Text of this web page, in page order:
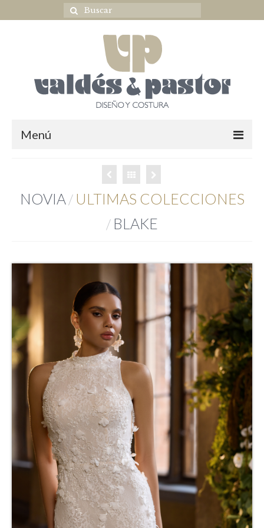
Menú
Complementos novia
COMUNIÓN
Niña
Complementos comunión
FESTERAS
NUESTRAS CLIENTAS
Donde estamos
Pide tu cita
Contacto
Nuestro taller
Nuestra Historia
NOVIA/ ULTIMAS COLECCIONES
/ BLAKE